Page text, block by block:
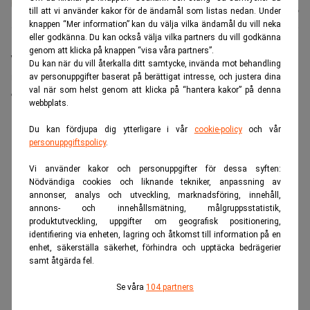
till att vi använder kakor för de ändamål som listas nedan. Under
knappen “Mer information” kan du välja vilka ändamål du vill neka
eller godkänna. Du kan också välja vilka partners du vill godkänna
genom att klicka på knappen “visa våra partners”.
Du kan när du vill återkalla ditt samtycke, invända mot behandling
av personuppgifter baserat på berättigat intresse, och justera dina
val när som helst genom att klicka på “hantera kakor” på denna
webbplats.
Du kan fördjupa dig ytterligare i vår cookie-policyoch vår
personuppgiftspolicy.
Vi använder kakor och personuppgifter för dessa syften:
Nödvändiga cookies och liknande tekniker, anpassning av
annonser, analys och utveckling, marknadsföring, innehåll,
annons- och innehållsmätning, målgruppsstatistik,
produktutveckling, uppgifter om geografisk positionering,
identifiering via enheten, lagring och åtkomst till information på en
enhet, säkerställa säkerhet, förhindra och upptäcka bedrägerier
samt åtgärda fel.
Se våra 104 partners
Andersen
Uppdaterad:21 juli 2026
Warren Buffett fyller 96 nästa månad. I en intervju
med CNBC ser han tillbaka på sin investeringskarriär
och beskriver den som ett resultat av tillfälligheter.